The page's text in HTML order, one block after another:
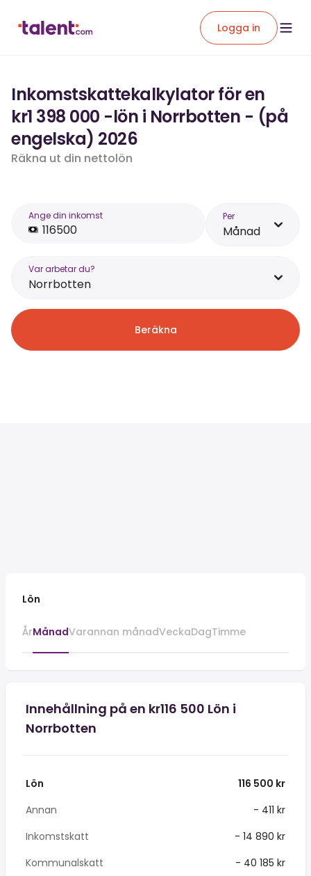
Logga in
Inkomstskattekalkylator för en
kr1 398 000 -lön i Norrbotten - (på
engelska) 2026
Räkna ut din nettolön
Ange din inkomst Per
Månad
Var arbetar du?
Norrbotten
Beräkna
Lön
ÅrMånadVarannan månadVeckaDagTimme
Innehållning på en kr116 500 Lön i
Norrbotten
Lön
116 500 kr
Annan
- 411 kr
Inkomstskatt
- 14 890 kr
Kommunalskatt
- 40 185 kr